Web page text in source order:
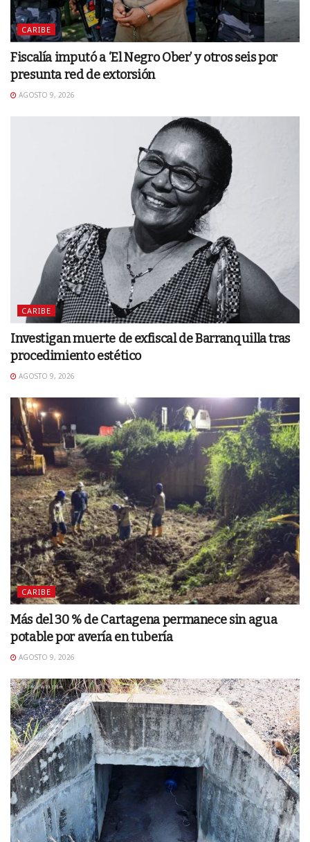
CARIBE
Fiscalía imputó a ‘El Negro Ober’ y otros seis por
presunta red de extorsión
AGOSTO 9, 2026
CARIBE
Investigan muerte de exfiscal de Barranquilla tras
procedimiento estético
AGOSTO 9, 2026
CARIBE
Más del 30 % de Cartagena permanece sin agua
potable por avería en tubería
AGOSTO 9, 2026